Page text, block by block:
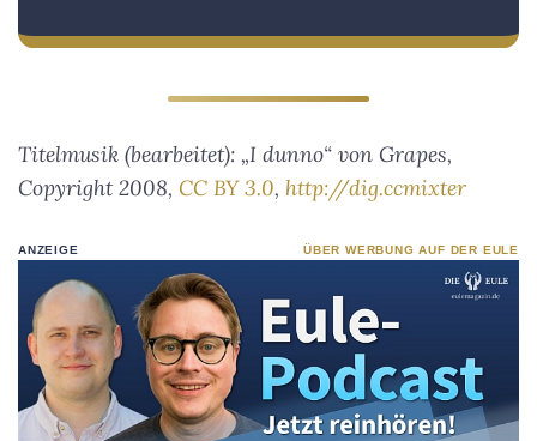
Titelmusik (bearbeitet): „I dunno“ von Grapes,
Copyright 2008, CC BY 3.0, http://dig.ccmixter
ANZEIGE ÜBER WERBUNG AUF DER EULE